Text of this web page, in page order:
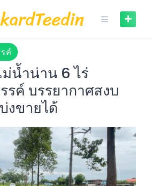
ค์
น้ำน่าน 6 ไร่
รค์ บรรยากาศสงบ
งขายได้